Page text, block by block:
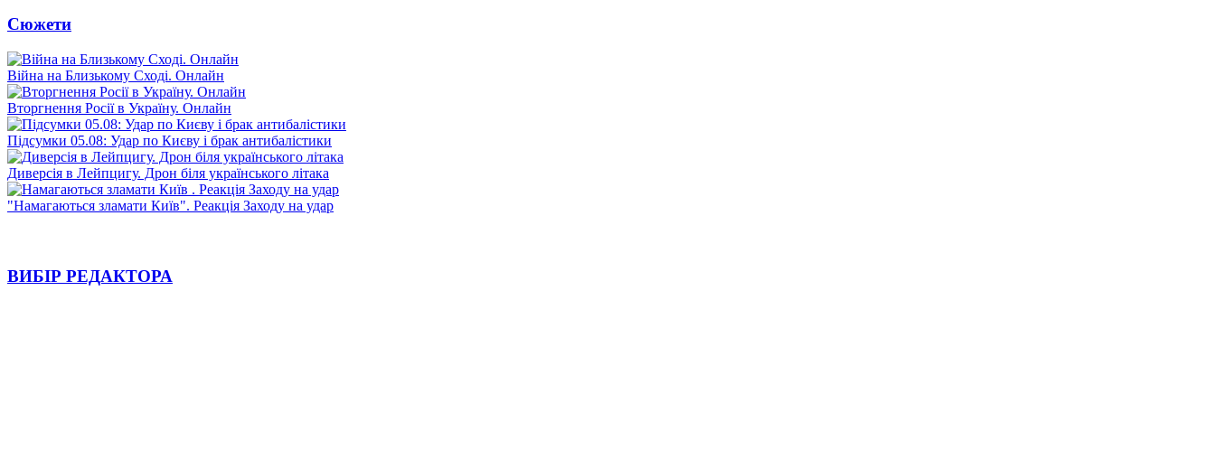
Сюжети
Війна на Близькому Сході. Онлайн
Вторгнення Росії в Україну. Онлайн
Підсумки 05.08: Удар по Києву і брак антибалістики
Диверсія в Лейпцигу. Дрон біля українського літака
"Намагаються зламати Київ". Реакція Заходу на удар
ВИБІР РЕДАКТОРА